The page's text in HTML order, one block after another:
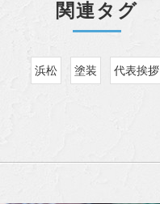
関連タグ
浜松 塗装 代表挨拶